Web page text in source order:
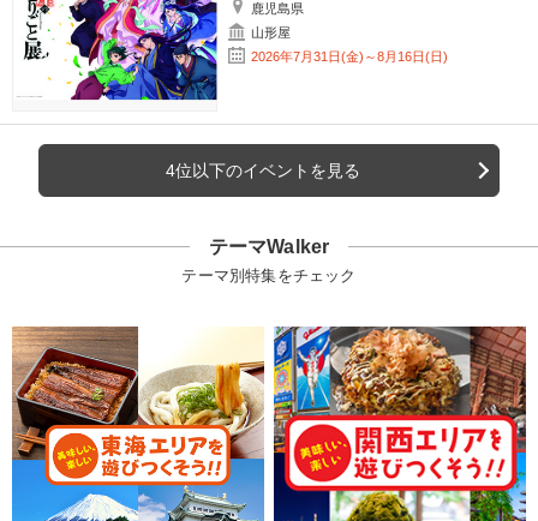
鹿児島県
山形屋
2026年7月31日(金)～8月16日(日)
4位以下のイベントを見る
テーマWalker
テーマ別特集をチェック